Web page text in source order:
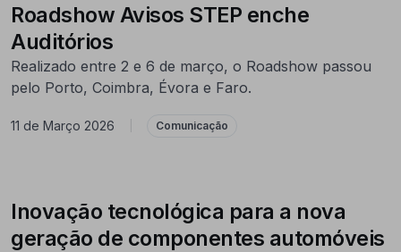
Roadshow Avisos STEP enche
Auditórios
Realizado entre 2 e 6 de março, o Roadshow passou
pelo Porto, Coimbra, Évora e Faro.
11 de Março 2026 Comunicação
Inovação tecnológica para a nova
geração de componentes automóveis